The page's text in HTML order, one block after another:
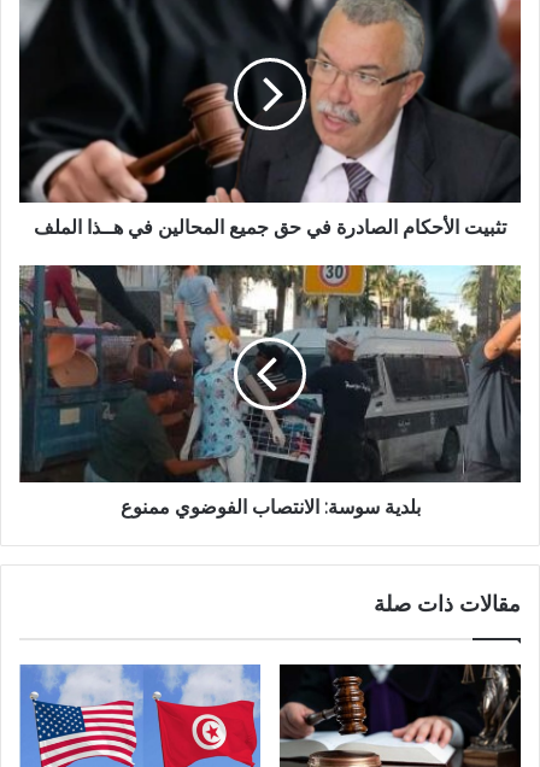
تثبيت الأحكام الصادرة في حق جميع المحالين في هــذا الملف
بلدية سوسة: الانتصاب الفوضوي ممنوع
مقالات ذات صلة